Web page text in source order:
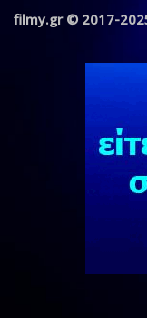
filmy.gr © 2017-